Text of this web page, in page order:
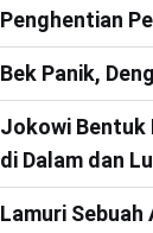
Penghentian
Bek Panik,
Jokowi Bentuk
di Dalam dan
Lamuri Sebuah